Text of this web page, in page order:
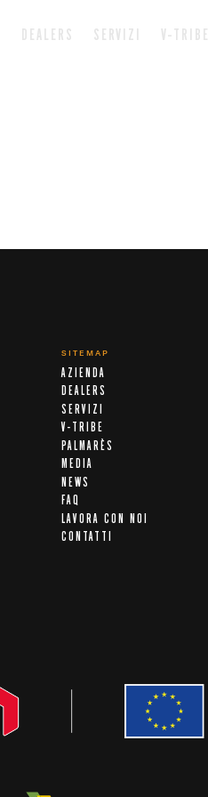
DEALERS SERVIZI V-TRIBE
SITEMAP
AZIENDA
DEALERS
SERVIZI
V-TRIBE
PALMARÈS
MEDIA
NEWS
FAQ
LAVORA CON NOI
CONTATTI